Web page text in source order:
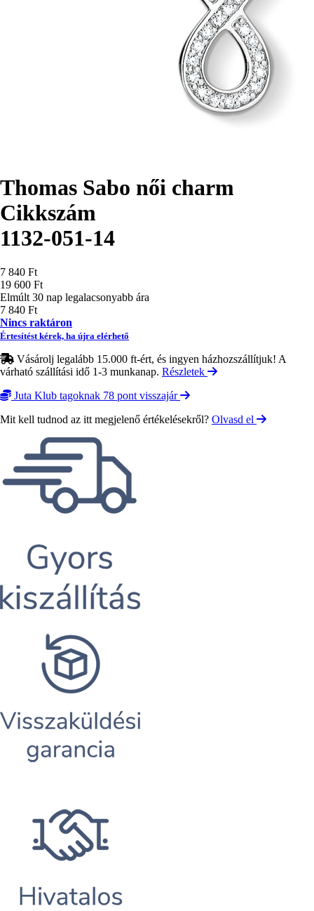
Thomas Sabo női charm
Cikkszám
1132-051-14
Ár
7 840 Ft
19 600 Ft
Elmúlt 30 nap legalacsonyabb ára
7 840 Ft
Nincs raktáron
Értesítést kérek, ha újra elérhető
Vásárolj legalább 15.000 ft-ért, és ingyen házhozszállítjuk! A
várható szállítási idő 1-3 munkanap. Részletek
Juta Klub tagoknak 78 pont visszajár
Mit kell tudnod az itt megjelenő értékelésekről? Olvasd el